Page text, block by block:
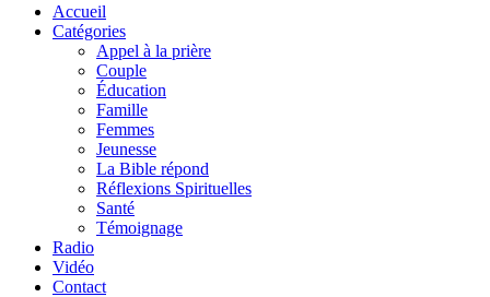
Accueil
Catégories
Appel à la prière
Couple
Éducation
Famille
Femmes
Jeunesse
La Bible répond
Réflexions Spirituelles
Santé
Témoignage
Radio
Vidéo
Contact